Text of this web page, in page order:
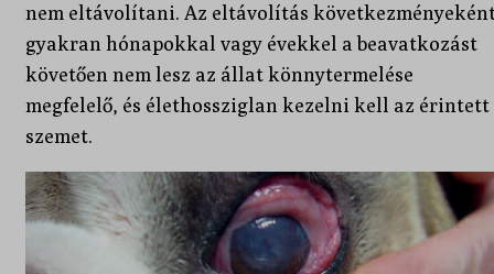
nem eltávolítani. Az eltávolítás
gyakran hónapokkal vagy évekkel a beavatkozást
követően nem lesz az állat könnytermelése
megfelelő, és élethossziglan kezelni kell az érintett
szemet.